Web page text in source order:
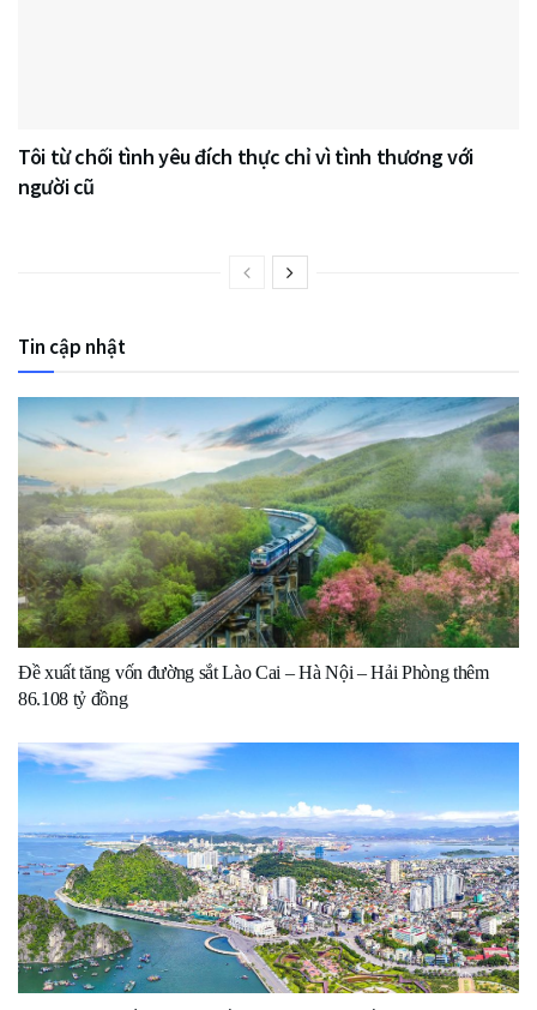
Tôi từ chối tình yêu đích thực chỉ vì tình thương với
người cũ
Tin cập nhật
Đề xuất tăng vốn đường sắt Lào Cai – Hà Nội – Hải Phòng thêm
86.108 tỷ đồng